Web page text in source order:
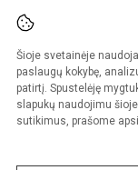
Šioje svetainėje
paslaugų kokybę,
patirtį. Spustelėję
slapukų naudojimu
sutikimus, prašome
© 2025. Šiaulių
Kopijuoti turinį be
Sumanus būdas